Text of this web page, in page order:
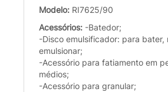
Modelo: RI7625/90
Acessórios: -Batedor;
-Disco emulsificador: para bater,
emulsionar;
-Acessório para fatiamento em
médios;
-Acessório para granular;